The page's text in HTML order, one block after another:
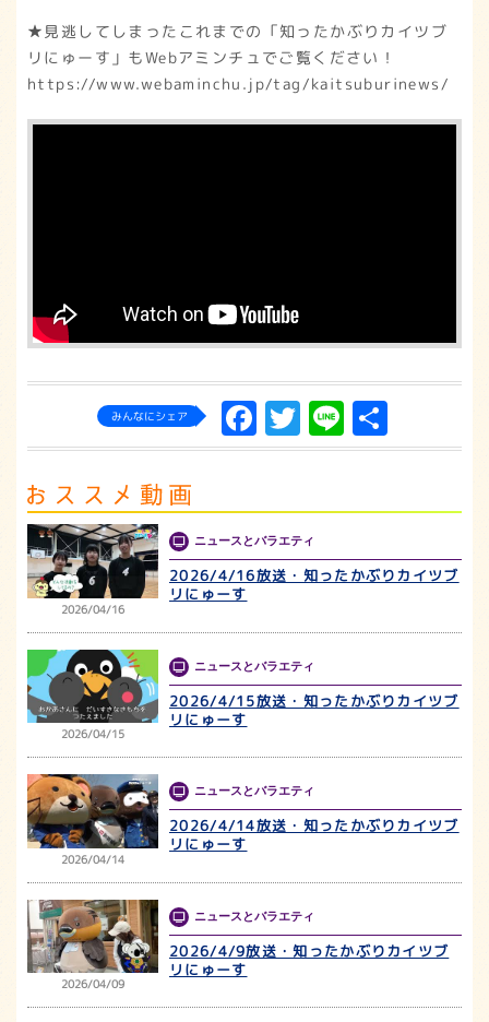
★見逃してしまったこれまでの「知ったかぶりカイツブ
リにゅーす」もWebアミンチュでご覧ください！
https://www.webaminchu.jp/tag/kaitsuburinews/
みんなにシェア Facebook
Twitter
Line
有
2026/04/16
ニュースとバラエティ
2026/4/16放送・知ったかぶりカイツブ
リにゅーす
2026/04/15
ニュースとバラエティ
2026/4/15放送・知ったかぶりカイツブ
リにゅーす
2026/04/14
ニュースとバラエティ
2026/4/14放送・知ったかぶりカイツブ
リにゅーす
2026/04/09
ニュースとバラエティ
2026/4/9放送・知ったかぶりカイツブ
リにゅーす